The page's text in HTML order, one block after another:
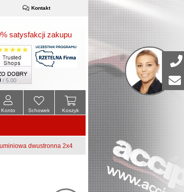
Kontakt
satysfakcji zakupu
/ 5.00
Koszyk
Schowek
Konto
dwustronna 2x4